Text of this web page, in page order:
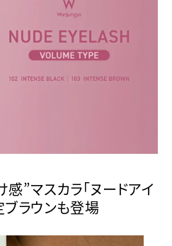
”マスカラ「ヌードアイ
ブラウンも登場